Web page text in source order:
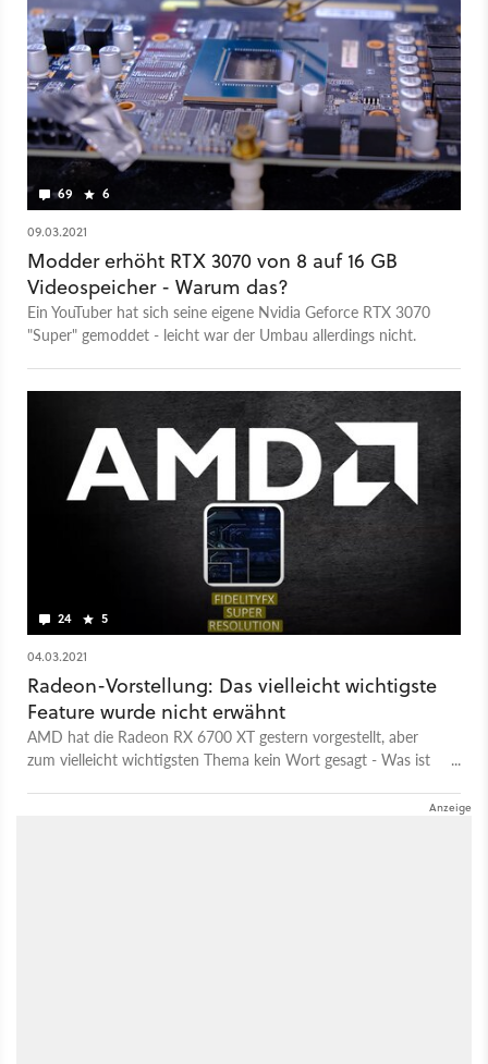
69 6
09.03.2021
Modder erhöht RTX 3070 von 8 auf 16 GB
Videospeicher - Warum das?
Ein YouTuber hat sich seine eigene Nvidia Geforce RTX 3070
"Super" gemoddet - leicht war der Umbau allerdings nicht.
24 5
04.03.2021
Radeon-Vorstellung: Das vielleicht wichtigste
Feature wurde nicht erwähnt
AMD hat die Radeon RX 6700 XT gestern vorgestellt, aber
zum vielleicht wichtigsten Thema kein Wort gesagt - Was ist